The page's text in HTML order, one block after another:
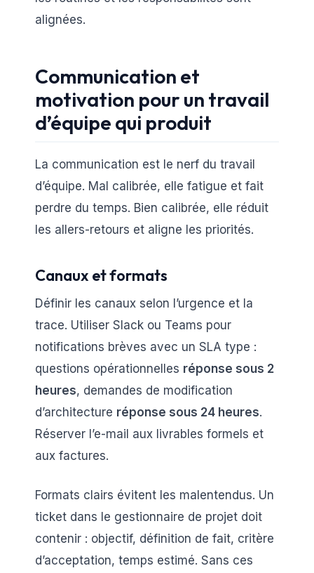
alignées.
Communication et
motivation pour un travail
d’équipe qui produit
La communication est le nerf du travail
d’équipe. Mal calibrée, elle fatigue et fait
perdre du temps. Bien calibrée, elle réduit
les allers-retours et aligne les priorités.
Canaux et formats
Définir les canaux selon l’urgence et la
trace. Utiliser Slack ou Teams pour
notifications brèves avec un SLA type :
questions opérationnelles réponse sous 2
heures, demandes de modification
d’architecture réponse sous 24 heures.
Réserver l’e-mail aux livrables formels et
aux factures.
Formats clairs évitent les malentendus. Un
ticket dans le gestionnaire de projet doit
contenir : objectif, définition de fait, critère
d’acceptation, temps estimé. Sans ces